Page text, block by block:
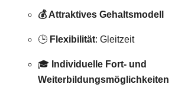
💰 Attraktives Gehaltsmodell
🕒 Flexibilität: Gleitzeit
🎓 Individuelle Fort- und
Weiterbildungsmöglichkeiten